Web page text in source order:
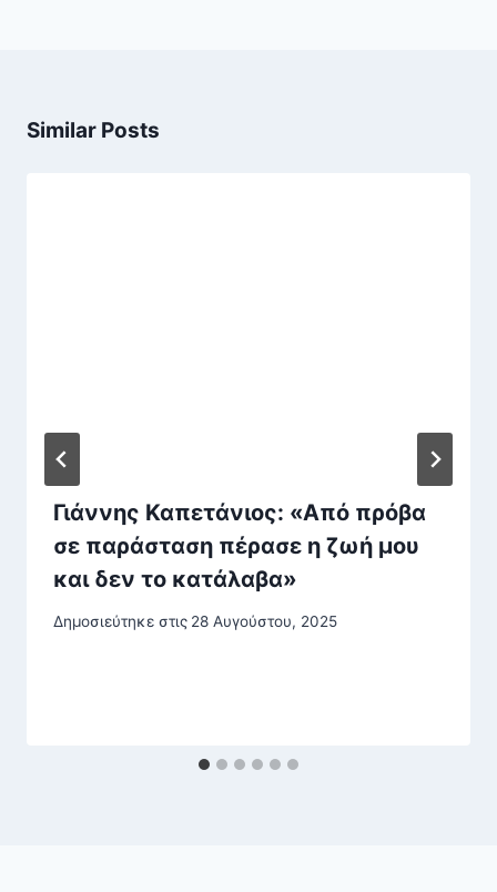
Similar Posts
Γιάννης Καπετάνιος: «Από πρόβα
σε παράσταση πέρασε η ζωή μου
και δεν το κατάλαβα»
Δημοσιεύτηκε στις 28 Αυγούστου, 2025